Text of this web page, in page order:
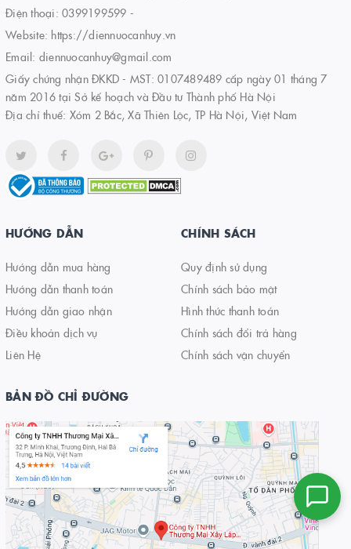
Điện thoại: 0399199599 -
Website: https://diennuocanhuy.vn
Email: diennuocanhuy@gmail.com
Giấy chứng nhận ĐKKD - MST: 0107489489 cấp ngày 01 tháng 7
năm 2016 tại Sở kế hoạch và Đầu tư Thành phố Hà Nội
Địa chỉ thuế: Xóm 2 Bắc, Xã Thiên Lộc, TP Hà Nội, Việt Nam
HƯỚNG DẪN
Hướng dẫn mua hàng
Hướng dẫn thanh toán
Hướng dẫn giao nhận
Điều khoản dịch vụ
Liên Hệ
CHÍNH SÁCH
Quy định sử dụng
Chính sách bảo mật
Hình thức thanh toán
Chính sách đổi trả hàng
Chính sách vận chuyển
BẢN ĐỒ CHỈ ĐƯỜNG